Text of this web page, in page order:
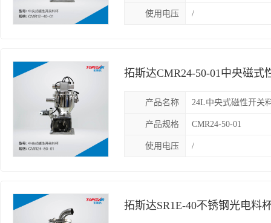
使用电压 /
拓斯达CMR24-50-01中央磁
杯，中央供料料斗
产品名称 24L中央式磁性开关
产品规格 CMR24-50-01
使用电压 /
拓斯达SR1E-40不锈钢光电料